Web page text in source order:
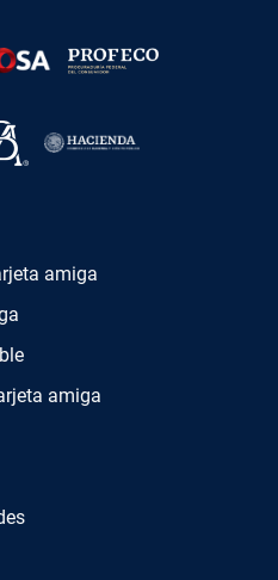
amiga
amiga